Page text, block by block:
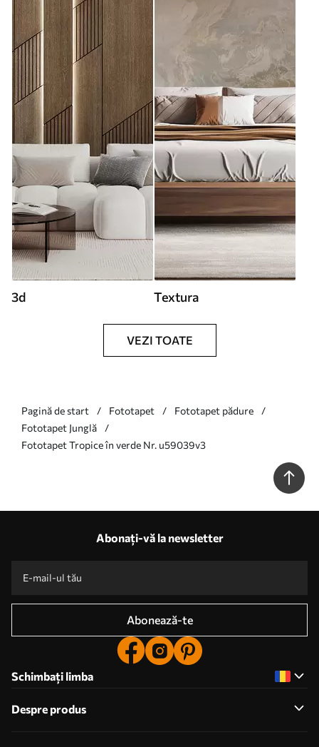
3d Textura
VEZI TOATE
Pagină de start Fototapet
Fototapet pădure
Fototapet Junglă
Fototapet Tropice în verde Nr. u59039v3
Abonați-vă la newsletter
Abonează-te
Schimbați limba
Despre produs